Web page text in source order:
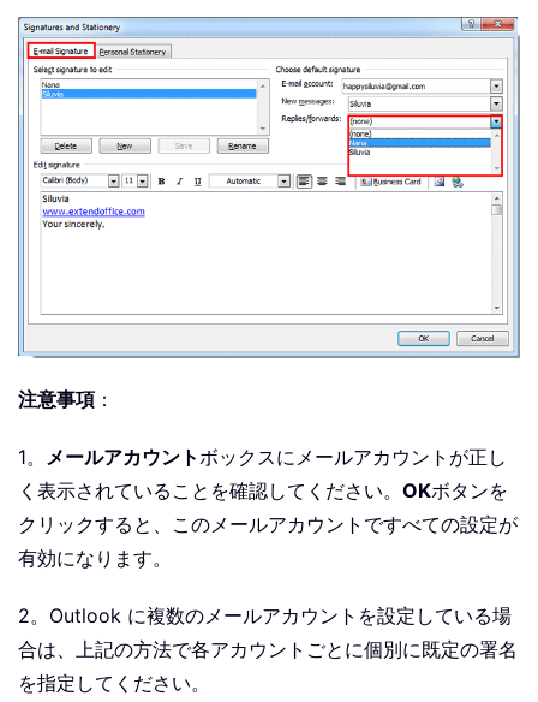
注意事項 ：
1。 メールアカウントボックスにメールアカウントが正し
く表示されていることを確認してください。 OKボタンを
クリックすると、このメールアカウントですべての設定が
有効になります。
2。Outlook に複数のメールアカウントを設定している場
合は、上記の方法で各アカウントごとに個別に既定の署名
を指定してください。